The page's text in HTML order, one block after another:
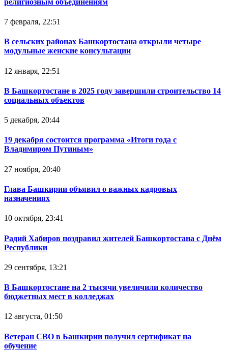
7 февраля, 22:51
В сельских районах Башкортостана открыли четыре
модульные женские консультации
12 января, 22:51
В Башкортостане в 2025 году завершили строительство 14
социальных объектов
5 декабря, 20:44
19 декабря состоится программа «Итоги года с
Владимиром Путиным»
27 ноября, 20:40
Глава Башкирии объявил о важных кадровых
назначениях
10 октября, 23:41
Радий Хабиров поздравил жителей Башкортостана с Днём
Республики
29 сентября, 13:21
В Башкортостане на 2 тысячи увеличили количество
бюджетных мест в колледжах
12 августа, 01:50
Ветеран СВО в Башкирии получил сертификат на
обучение